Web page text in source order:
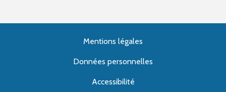
Mentions légales
Données personnelles
Accessibilité